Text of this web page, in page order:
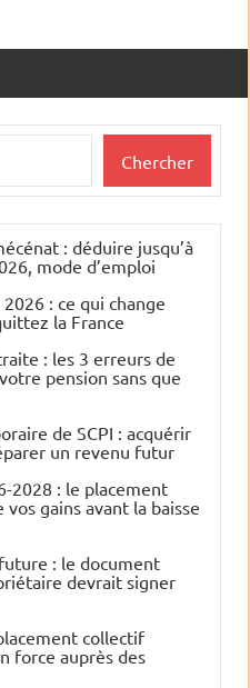
Chercher
: déduire jusqu’à
mode d’emploi
: ce qui change
la France
: les 3 erreurs de
pension sans que
de SCPI : acquérir
un revenu futur
2028 : le placement
gains avant la baisse
: le document
devrait signer
collectif
force auprès des